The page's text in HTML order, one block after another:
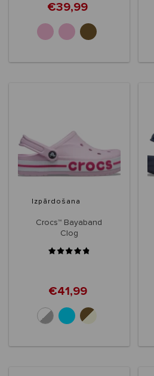
€39,99
Izpārdošana
Crocs™ Bayaband
Clog
€41,99